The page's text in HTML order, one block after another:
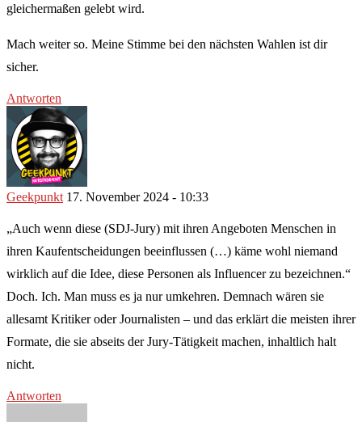
gleichermaßen gelebt wird.
Mach weiter so. Meine Stimme bei den nächsten Wahlen ist dir
sicher.
Antworten
Geekpunkt 17. November 2024 - 10:33
„Auch wenn diese (SDJ-Jury) mit ihren Angeboten Menschen in
ihren Kaufentscheidungen beeinflussen (…) käme wohl niemand
wirklich auf die Idee, diese Personen als Influencer zu bezeichnen.“
Doch. Ich. Man muss es ja nur umkehren. Demnach wären sie
allesamt Kritiker oder Journalisten – und das erklärt die meisten ihrer
Formate, die sie abseits der Jury-Tätigkeit machen, inhaltlich halt
nicht.
Antworten